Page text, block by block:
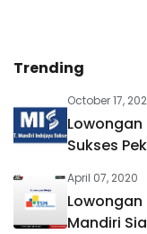
Trending
October 17,
Lowongan
Sukses
April 07, 2020
Lowongan
Mandiri